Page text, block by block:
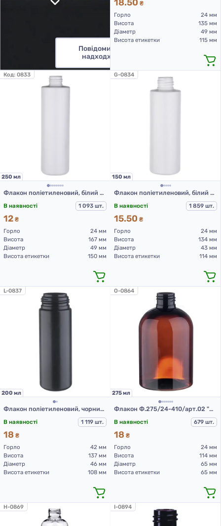
Повідомити про
надходження
18.50 ₴
Горло
24 мм
Висота
135 мм
Діаметр
49 мм
Висота етикетки
115 мм
Код: 0833
250 мл
Флакон поліетиленовий, білий 250 мл, 503F (пластикові флакони 250 мл)
В наявності 1 093 шт.
12 ₴
Горло
24 мм
Висота
167 мм
Діаметр
49 мм
Висота етикетки
150 мм
G-0834
150 мл
Флакон поліетиленовий, білий 150 мл, 508С (пластикові флакони 150 мл)
В наявності 1 859 шт.
15.50 ₴
Горло
24 мм
Висота
134 мм
Діаметр
43 мм
Висота етикетки
114 мм
L-0837
200 мл
Флакон поліетиленовий, чорний 200 мл, 508А (пластикові флакони 200 мл)
В наявності 1 119 шт.
18 ₴
Горло
42 мм
Висота
137 мм
Діаметр
46 мм
Висота етикетки
108 мм
O-0864
275 мл
Флакон Ф.275/24-410/арт.02 "Марта" (коричневий)
В наявності 679 шт.
18 ₴
Горло
24 мм
Висота
114 мм
Діаметр
65 мм
Висота етикетки
65 мм
H-0869 I-0894